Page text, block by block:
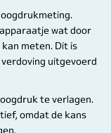
wat door
meten. Dit is
uitgevoerd
te verlagen.
omdat de kans